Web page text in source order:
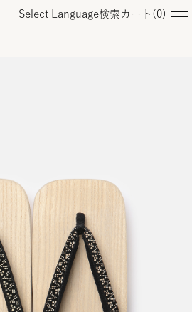
Select Language検索 カート( 0)